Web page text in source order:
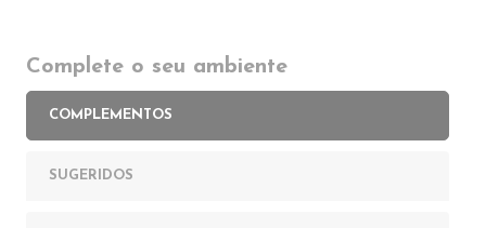
Complete o seu ambiente
COMPLEMENTOS
SUGERIDOS